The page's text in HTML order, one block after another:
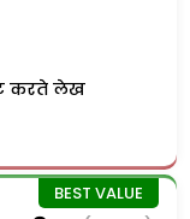
करते लेख